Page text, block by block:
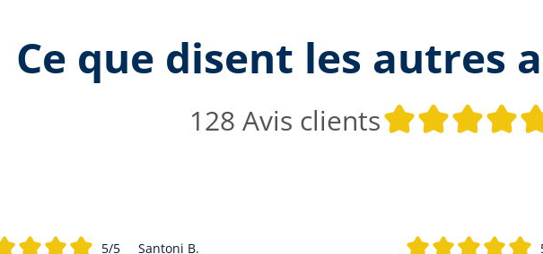
Ce que disent les autres
128 Avis clients
5/5 Santoni B.